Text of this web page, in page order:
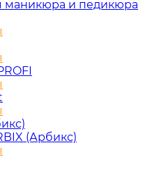
маникюра и педикюра
(Арбикс)